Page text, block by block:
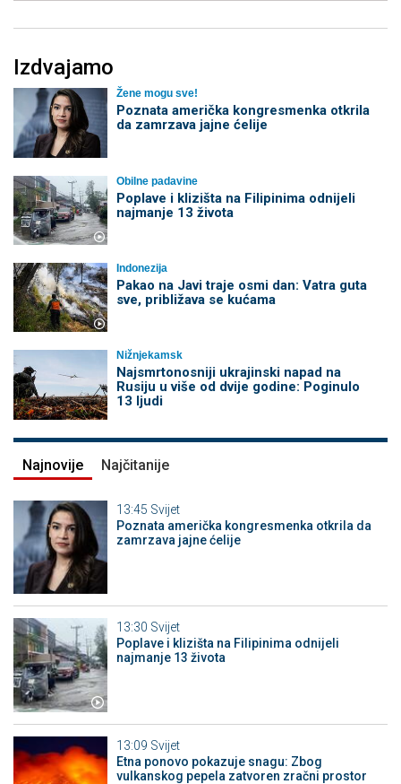
Izdvajamo
Žene mogu sve!
Poznata američka kongresmenka otkrila
da zamrzava jajne ćelije
Obilne padavine
Poplave i klizišta na Filipinima odnijeli
najmanje 13 života
Indonezija
Pakao na Javi traje osmi dan: Vatra guta
sve, približava se kućama
Nižnjekamsk
Najsmrtonosniji ukrajinski napad na
Rusiju u više od dvije godine: Poginulo
13 ljudi
Najnovije Najčitanije
13:45 Svijet
Poznata američka kongresmenka otkrila da
zamrzava jajne ćelije
13:30 Svijet
Poplave i klizišta na Filipinima odnijeli
najmanje 13 života
13:09 Svijet
Etna ponovo pokazuje snagu: Zbog
vulkanskog pepela zatvoren zračni prostor